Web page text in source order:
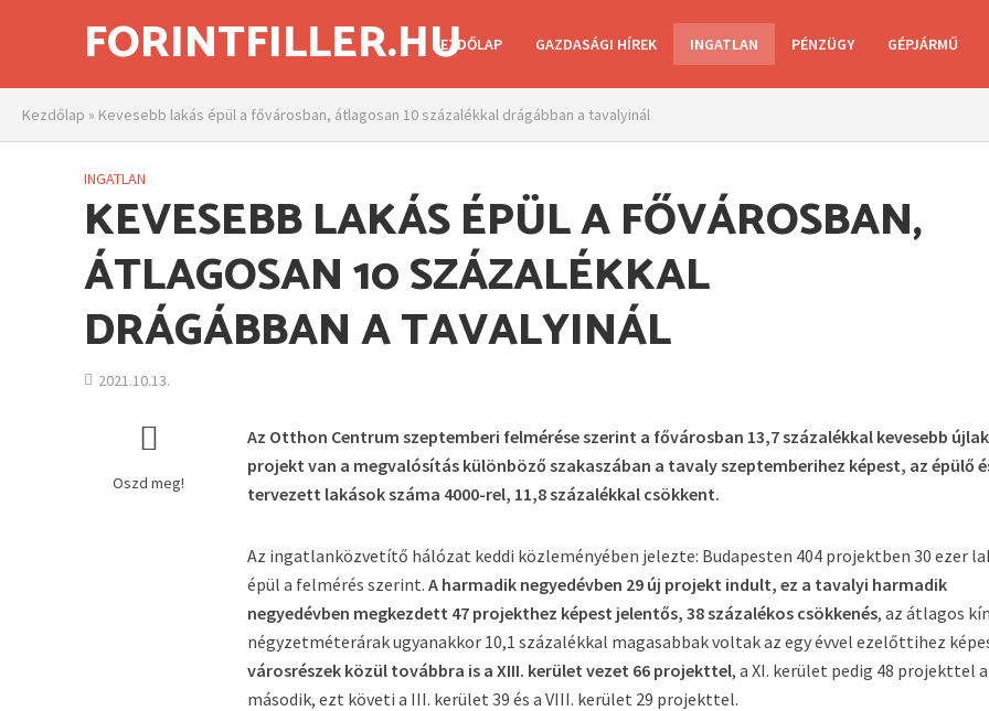
FORINTFILLER.HUKEZDŐLAP GAZDASÁGI HÍREK INGATLAN PÉNZÜGY GÉPJÁRMŰ
Kezdőlap » Kevesebb lakás épül a fővárosban, átlagosan 10 százalékkal drágábban a tavalyinál
INGATLAN
KEVESEBB LAKÁS ÉPÜL A FŐVÁROSBAN,
ÁTLAGOSAN 10 SZÁZALÉKKAL
DRÁGÁBBAN A TAVALYINÁL
2021.10.13.
Oszd meg!
Az Otthon Centrum szeptemberi felmérése szerint a fővárosban 13,7 százalékkal kevesebb
projekt van a megvalósítás különböző szakaszában a tavaly szeptemberihez képest, az épülő
tervezett lakások száma 4000-rel, 11,8 százalékkal csökkent.
Az ingatlanközvetítő hálózat keddi közleményében jelezte: Budapesten 404 projektben 30 ezer
épül a felmérés szerint.A harmadik negyedévben 29 új projekt indult, ez a tavalyi harmadik
negyedévben megkezdett 47 projekthez képest jelentős, 38 százalékos csökkenés, az átlagos
négyzetméterárak ugyanakkor 10,1 százalékkal magasabbak voltak az egy évvel ezelőttihez
városrészek közül továbbra is a XIII. kerület vezet 66 projekttel, a XI. kerület pedig 48 projekttel a
második, ezt követi a III. kerület 39 és a VIII. kerület 29 projekttel.